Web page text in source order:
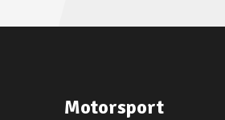
Motorsport